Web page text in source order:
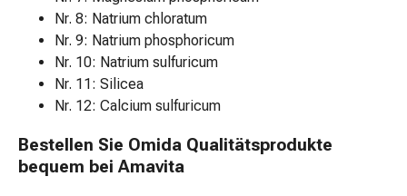
Säfte
&
Sirup
Esswaren
Honig
Schokolade
&
Nr. 8: Natrium chloratum
Nr. 9: Natrium phosphoricum
Nr. 10: Natrium sulfuricum
Nr. 11: Silicea
Nr. 12: Calcium sulfuricum
Bestellen Sie Omida Qualitätsprodukte
bequem bei Amavita